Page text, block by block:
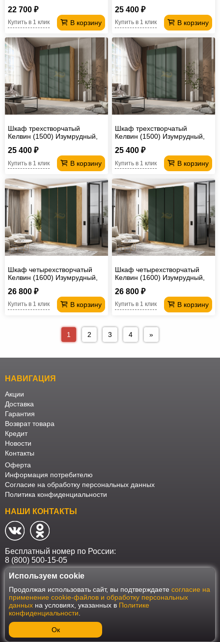
22 700 ₽
В корзину
Купить в 1 клик
25 400 ₽
В корзину
Купить в 1 клик
Шкаф трехстворчатый
Келвин (1500) Изумрудный,
25 400 ₽
В корзину
Купить в 1 клик
Шкаф трехстворчатый
Келвин (1500) Изумрудный,
25 400 ₽
В корзину
Купить в 1 клик
Шкаф четырехстворчатый
Келвин (1600) Изумрудный,
26 800 ₽
В корзину
Купить в 1 клик
Шкаф четырехстворчатый
Келвин (1600) Изумрудный,
26 800 ₽
В корзину
Купить в 1 клик
1 2 3 4 »
НАВИГАЦИЯ
Акции
Доставка
Гарантия
Возврат товара
Кредит
Новости
Контакты
Оферта
Информация потребителю
Согласие на обработку персональных данных
Политика конфиденциальности
НАШИ КОНТАКТЫ
Бесплатный номер по России:
8 (800) 500-15-05
Наш интернет-магазин работает в соответствии с требованиями
Федерального закона от 27 июля 2006 года №152-ФЗ "О персональных
данных". Оформить заказ на сайте Мебеласка возможно только при
наличии согласия на обработку Ваших персональных данных. Для
улучшения работы сайта и его взаимодействия с пользователями мы
используем файлы cookie. Продолжая пользоваться сайтом, вы
соглашаетесь с использованием cookie.
Используем cookie
Продолжая использовать сайт, вы подтверждаете согласие на
применение cookie-файлов и обработку персональных
данных на условиях, указанных в Политике
конфиденциальности
Ок